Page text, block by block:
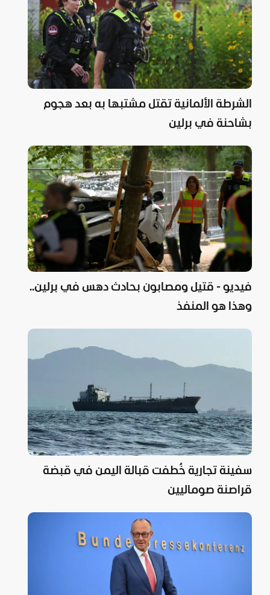
الشرطة الألمانية تقتل مشتبها به بعد هجوم
بشاحنة في برلين
فيديو - قتيل ومصابون بحادث دهس في برلين..
وهذا هو المنفذ
سفينة تجارية خُطفت قبالة اليمن في قبضة
قراصنة صوماليين